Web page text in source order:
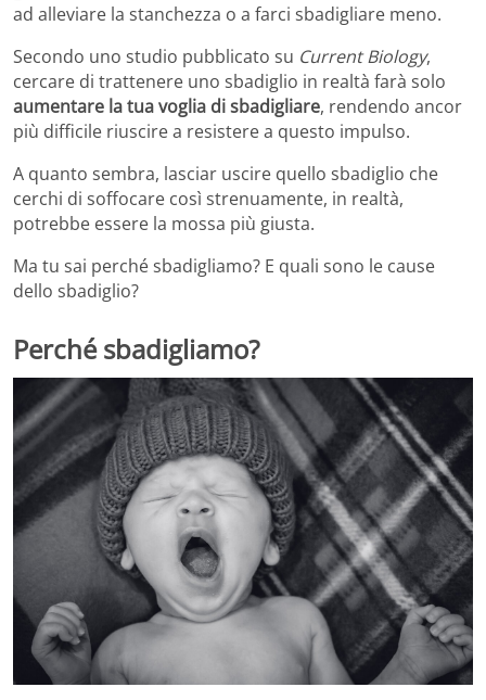
ad alleviare la stanchezza o a farci sbadigliare meno.
Secondo uno studio pubblicato su Current Biology,
cercare di trattenere uno sbadiglio in realtà farà solo
aumentare la tua voglia di sbadigliare, rendendo ancor
più difficile riuscire a resistere a questo impulso.
A quanto sembra, lasciar uscire quello sbadiglio che
cerchi di soffocare così strenuamente, in realtà,
potrebbe essere la mossa più giusta.
Ma tu sai perché sbadigliamo? E quali sono le cause
dello sbadiglio?
Perché sbadigliamo?